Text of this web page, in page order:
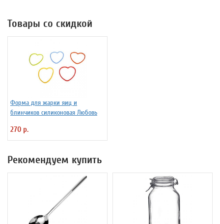
Товары со скидкой
Форма для жарки яиц и
блинчиков силиконовая Любовь
270 р.
Рекомендуем купить